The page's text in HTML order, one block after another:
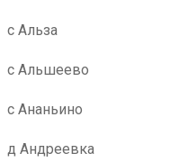
с Альза
с Альшеево
с Ананьино
д Андреевка